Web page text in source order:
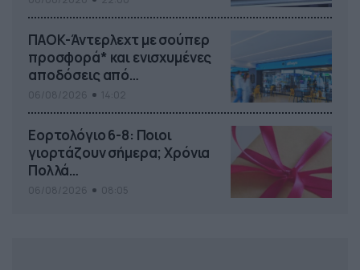
ΠΑΟΚ-Άντερλεχτ με σούπερ
προσφορά* και ενισχυμένες
αποδόσεις από
το Pamestoixima.gr
Εορτολόγιο 6-8: Ποιοι
γιορτάζουν σήμερα; Χρόνια
Πολλά…